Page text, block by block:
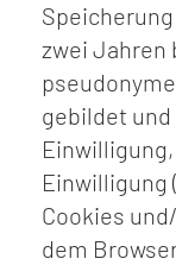
zwei Jahren
gebildet
Einwilligung
Cookies
dem